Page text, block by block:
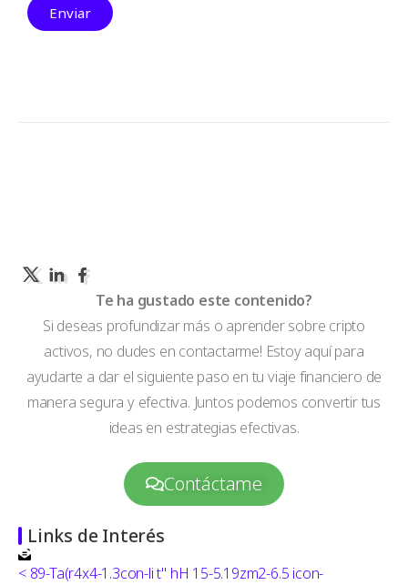
Enviar
Te ha gustado este contenido?
Si deseas profundizar más o aprender sobre cripto
activos, no dudes en contactarme! Estoy aquí para
ayudarte a dar el siguiente paso en tu viaje financiero de
manera segura y efectiva. Juntos podemos convertir tus
ideas en estrategias efectivas.
Contáctame
Links de Interés
< 89-Ta(r4x4-1.3con-li t" hH 15-5.19zm2-6.5 icon-